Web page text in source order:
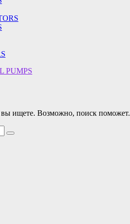
PUMPS
ищете. Возможно, поиск поможет.